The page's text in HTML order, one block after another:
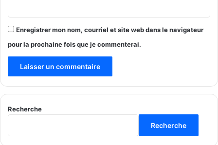
Enregistrer mon nom, courriel et site web dans le navigateur
pour la prochaine fois que je commenterai.
Recherche
Recherche